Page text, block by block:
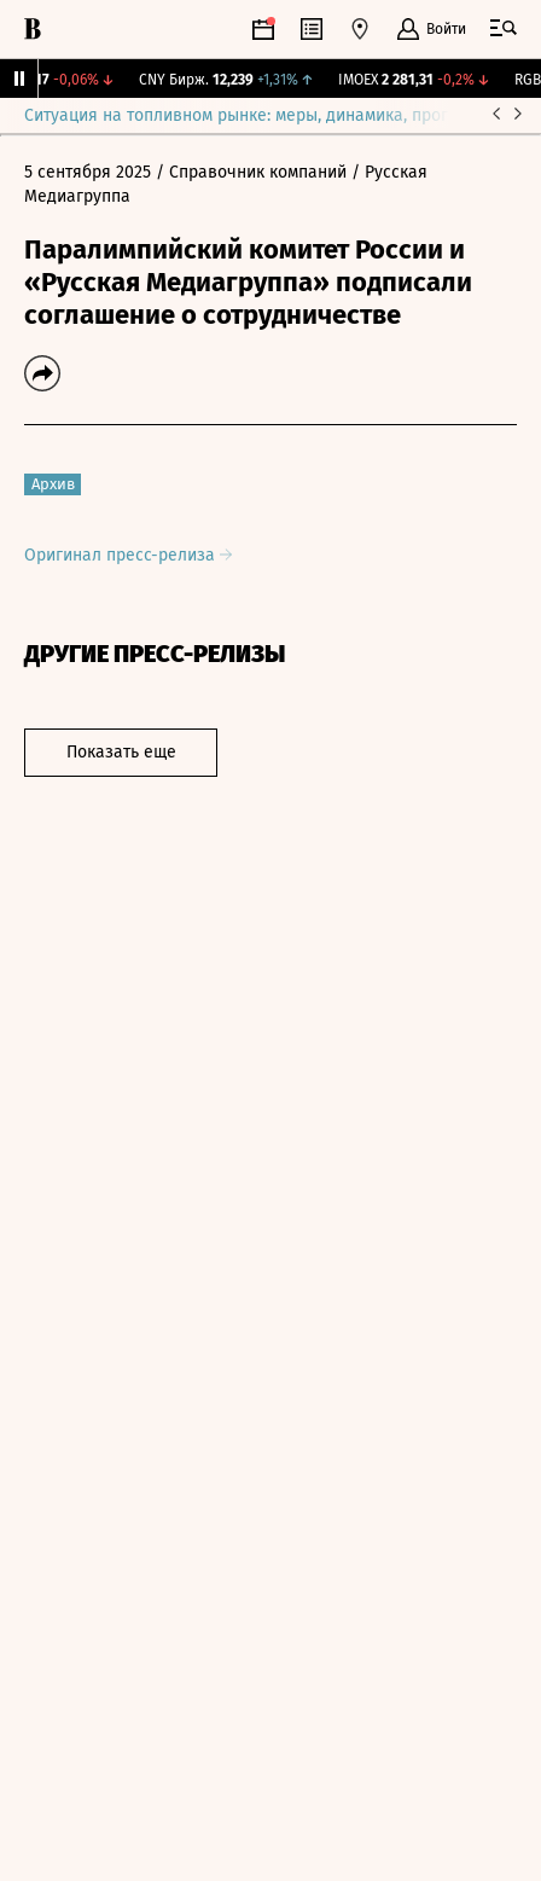
Войти
-0,06%↓ CNY Бирж. 12,239 +1,31% ↑ IMOEX 2 281,31 -0,2%↓
Ситуация на топливном рынке: меры, динамика, прогнозы
5 сентября 2025 / Справочник компаний / Русская
Медиагруппа
Паралимпийский комитет России и
«Русская Медиагруппа» подписали
соглашение о сотрудничестве
Архив
Оригинал пресс-релиза
ДРУГИЕ ПРЕСС-РЕЛИЗЫ
Показать еще